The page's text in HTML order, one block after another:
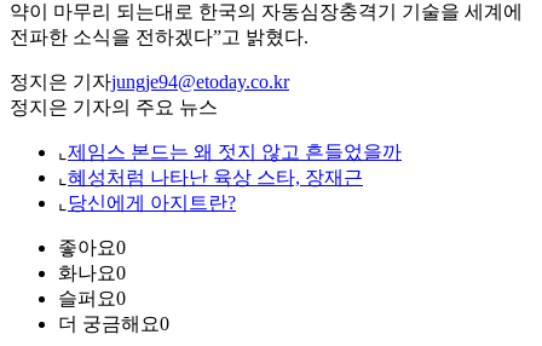
약이 마무리 되는대로 한국의 자동심장충격기 기술을 세계에
전파한 소식을 전하겠다”고 밝혔다.
정지은 기자jungje94@etoday.co.kr
정지은 기자의 주요 뉴스
⌞ 제임스 본드는 왜 젓지 않고 흔들었을까
⌞ 혜성처럼 나타난 육상 스타, 장재근
⌞ 당신에게 아지트란?
좋아요0
화나요0
슬퍼요0
더 궁금해요0